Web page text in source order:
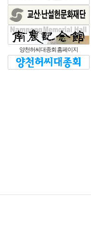
양천허씨대종회 홈페이지